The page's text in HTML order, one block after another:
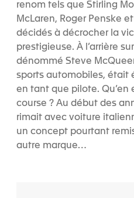
renom tels que Stirling
McLaren, Roger Penske
décidés à décrocher la
prestigieuse. À l’arrière
dénommé Steve
sports automobiles, était
en tant que pilote. Qu’en
course ? Au début des
rimait avec voiture
un concept pourtant
autre marque…